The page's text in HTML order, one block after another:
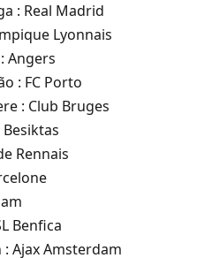
: Real Madrid
Lyonnais
Angers
: FC Porto
: Club Bruges
Rennais
Benfica
Ajax Amsterdam